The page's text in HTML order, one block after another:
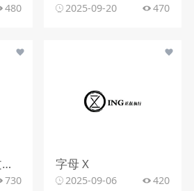
480 2025-09-20 470
仅从 “MIUSITE” 文字和字母 “M” 的图形标识，难以精准判断行业。
730
字母 X
2025-09-06 420